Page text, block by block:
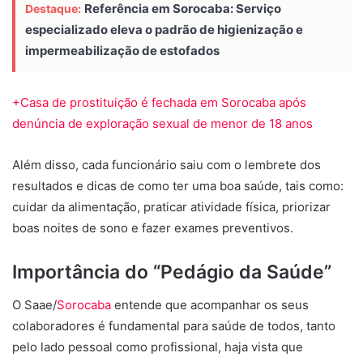
Destaque: Referência em Sorocaba: Serviço
especializado eleva o padrão de higienização e
impermeabilização de estofados
+Casa de prostituição é fechada em Sorocaba após
denúncia de exploração sexual de menor de 18 anos
Além disso, cada funcionário saiu com o lembrete dos
resultados e dicas de como ter uma boa saúde, tais como:
cuidar da alimentação, praticar atividade física, priorizar
boas noites de sono e fazer exames preventivos.
Importância do “Pedágio da Saúde”
O Saae/Sorocaba entende que acompanhar os seus
colaboradores é fundamental para saúde de todos, tanto
pelo lado pessoal como profissional, haja vista que